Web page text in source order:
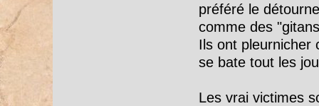
préféré le
comme des
Ils ont pleurnicher
se bate tout les
Les vrai victimes